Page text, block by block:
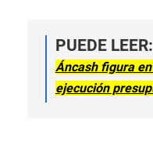
PUEDE LEER:
Áncash figura
ejecución